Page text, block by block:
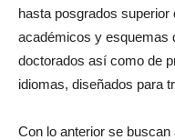
hasta posgrados
académicos y esquemas
doctorados así como de
idiomas, diseñados para
Con lo anterior se